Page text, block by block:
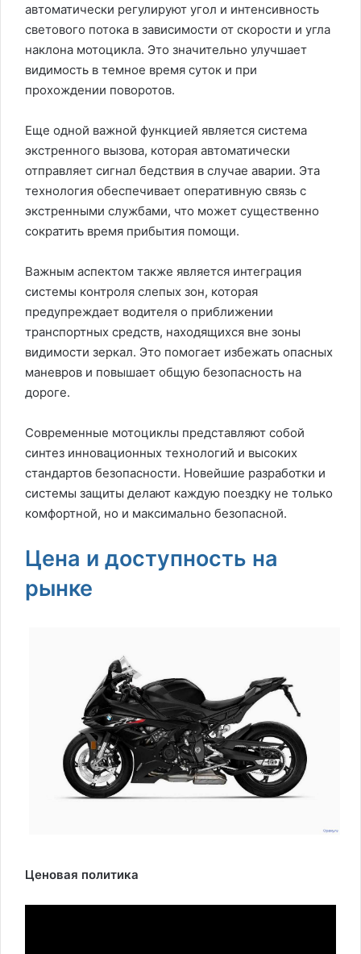
автоматически регулируют угол и интенсивность
светового потока в зависимости от скорости и угла
наклона мотоцикла. Это значительно улучшает
видимость в темное время суток и при
прохождении поворотов.
Еще одной важной функцией является система
экстренного вызова, которая автоматически
отправляет сигнал бедствия в случае аварии. Эта
технология обеспечивает оперативную связь с
экстренными службами, что может существенно
сократить время прибытия помощи.
Важным аспектом также является интеграция
системы контроля слепых зон, которая
предупреждает водителя о приближении
транспортных средств, находящихся вне зоны
видимости зеркал. Это помогает избежать опасных
маневров и повышает общую безопасность на
дороге.
Современные мотоциклы представляют собой
синтез инновационных технологий и высоких
стандартов безопасности. Новейшие разработки и
системы защиты делают каждую поездку не только
комфортной, но и максимально безопасной.
Цена и доступность на
рынке
Ценовая политика